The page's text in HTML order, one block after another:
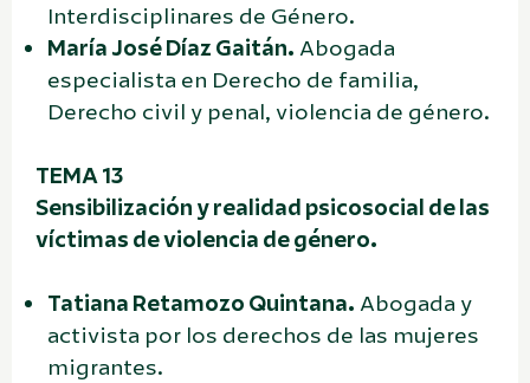
Interdisciplinares de Género.
María José Díaz Gaitán. Abogada
especialista en Derecho de familia,
Derecho civil y penal, violencia de género.
TEMA 13
Sensibilización y realidad psicosocial de las
víctimas de violencia de género.
Tatiana Retamozo Quintana. Abogada y
activista por los derechos de las mujeres
migrantes.